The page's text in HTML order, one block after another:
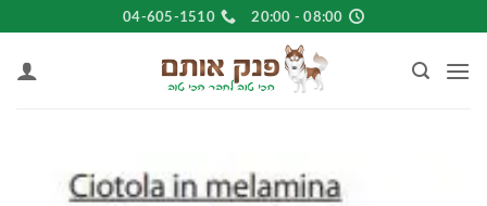
to
content
08:00 - 20:00
04-605-1510